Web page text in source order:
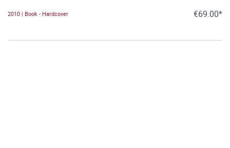
2010 | Book - Hardcover €69.00*